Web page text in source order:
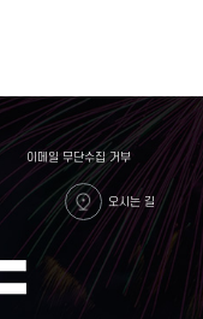
이메일 무단수집 거부
오시는 길